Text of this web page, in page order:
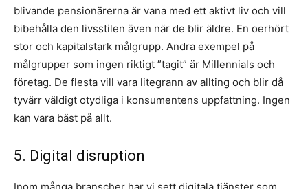
blivande pensionärerna är vana med ett aktivt liv och vill
bibehålla den livsstilen även när de blir äldre. En oerhört
stor och kapitalstark målgrupp. Andra exempel på
målgrupper som ingen riktigt ”tagit” är Millennials och
företag. De flesta vill vara litegrann av allting och blir då
tyvärr väldigt otydliga i konsumentens uppfattning. Ingen
kan vara bäst på allt.
5. Digital disruption